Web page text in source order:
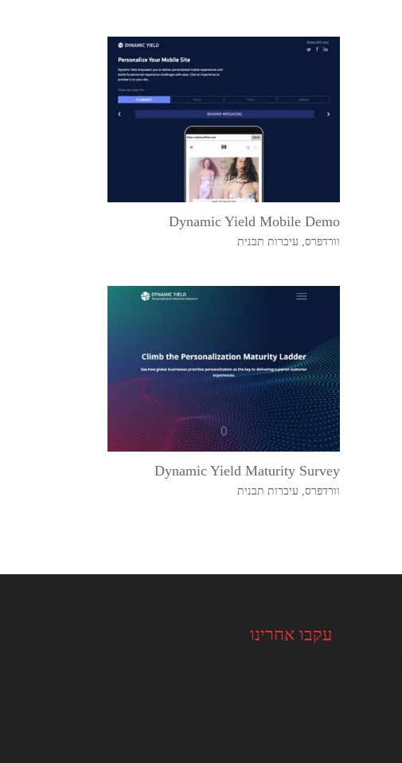
Dynamic Yield Mobile Demo
וורדפרס, עיברות תבנית
Dynamic Yield Maturity Survey
וורדפרס, עיברות תבנית
עקבו אחרינו